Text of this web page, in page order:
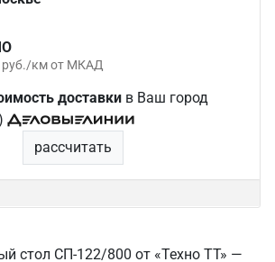
руб./км от МКАД
доставки в Ваш город
рассчитать
стол СП-122/800 от «Техно ТТ» —